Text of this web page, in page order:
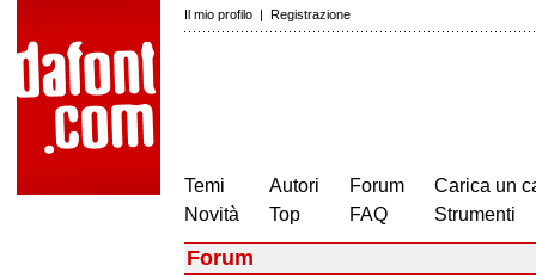
Il mio profilo | Registrazione
Temi
Novità
Autori
Top
Forum
FAQ
Carica un
Strumenti
Forum